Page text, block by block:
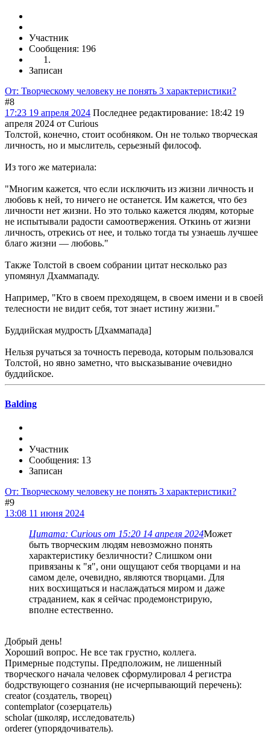
Участник
Сообщения: 196
Записан
От: Творческому человеку не понять 3 характеристики?
#8
17:23 19 апреля 2024 Последнее редактирование: 18:42 19
апреля 2024 от Curious
Толстой, конечно, стоит особняком. Он не только творческая
личность, но и мыслитель, серьезный философ.
Из того же материала:
"Многим кажется, что если исключить из жизни личность и
любовь к ней, то ничего не останется. Им кажется, что без
личности нет жизни. Но это только кажется людям, которые
не испытывали радости самоотвержения. Откинь от жизни
личность, отрекись от нее, и только тогда ты узнаешь лучшее
благо жизни — любовь."
Также Толстой в своем собрании цитат несколько раз
упомянул Дхаммападу.
Например, "Кто в своем преходящем, в своем имени и в своей
телесности не видит себя, тот знает истину жизни."
Буддийская мудрость [Дхаммапада]
Нельзя ручаться за точность перевода, которым пользовался
Толстой, но явно заметно, что высказывание очевидно
буддийское.
Balding
Участник
Сообщения: 13
Записан
От: Творческому человеку не понять 3 характеристики?
#9
13:08 11 июня 2024
Цитата: Curious от 15:20 14 апреля 2024Может
быть творческим людям невозможно понять
характеристику безличности? Слишком они
привязаны к "я", они ощущают себя творцами и на
самом деле, очевидно, являются творцами. Для
них восхищаться и наслаждаться миром и даже
страданием, как я сейчас продемонстрирую,
вполне естественно.
Добрый день!
Хороший вопрос. Не все так грустно, коллега.
Примерные подступы. Предположим, не лишенный
творческого начала человек сформулировал 4 регистра
бодрствующего сознания (не исчерпывающий перечень):
creator (создатель, творец)
contemplator (созерцатель)
scholar (школяр, исследователь)
orderer (упорядочиватель).